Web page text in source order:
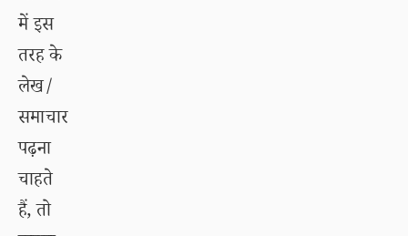
में इस
तरह के
लेख/
समाचार
पढ़ना
चाहते
हैं, तो